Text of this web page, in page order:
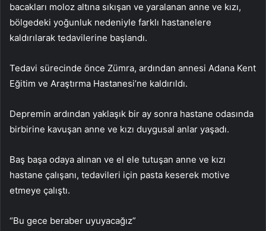
bacakları moloz altına sıkışan ve yaralanan anne ve kızı,
bölgedeki yoğunluk nedeniyle farklı hastanelere
kaldırılarak tedavilerine başlandı.
Tedavi sürecinde önce Zümra, ardından annesi Adana Kent
Eğitim ve Araştırma Hastanesi’ne kaldırıldı.
Depremin ardından yaklaşık bir ay sonra hastane odasında
birbirine kavuşan anne ve kızı duygusal anlar yaşadı.
Baş başa odaya alınan ve el ele tutuşan anne ve kızı
hastane çalışanı, tedavileri için pasta keserek motive
etmeye çalıştı.
“Bu gece beraber uyuyacağız”